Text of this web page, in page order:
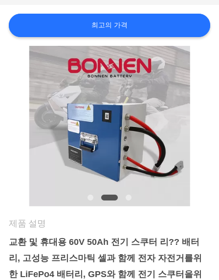
관
이
트
맵
최고의 가격
제품 설명
교환 및 휴대용 60V 50Ah 전기 스쿠터 리?? 배터
리, 고성능 프리스마틱 셀과 함께 전자 자전거를위
한 LiFePo4 배터리, GPS와 함께 전기 스쿠터을위